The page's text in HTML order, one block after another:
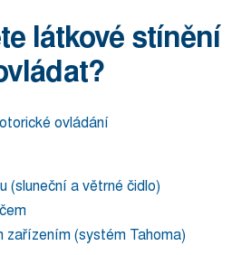
látkové stínění
ovládání
(sluneční a větrné čidlo)
zařízením (systém Tahoma)